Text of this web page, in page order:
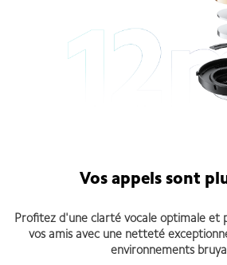
Vos appels sont
Profitez d'une clarté vocale optimale et
vos amis avec une netteté
environnements